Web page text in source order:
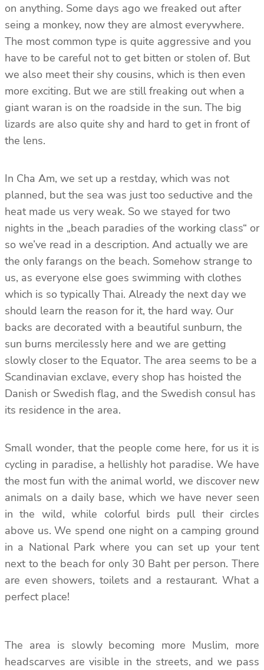
on anything. Some days ago we freaked out after
seing a monkey, now they are almost everywhere.
The most common type is quite aggressive and you
have to be careful not to get bitten or stolen of. But
we also meet their shy cousins, which is then even
more exciting. But we are still freaking out when a
giant waran is on the roadside in the sun. The big
lizards are also quite shy and hard to get in front of
the lens.
In Cha Am, we set up a restday, which was not
planned, but the sea was just too seductive and the
heat made us very weak. So we stayed for two
nights in the „beach paradies of the working class“ or
so we’ve read in a description. And actually we are
the only farangs on the beach. Somehow strange to
us, as everyone else goes swimming with clothes
which is so typically Thai. Already the next day we
should learn the reason for it, the hard way. Our
backs are decorated with a beautiful sunburn, the
sun burns mercilessly here and we are getting
slowly closer to the Equator. The area seems to be a
Scandinavian exclave, every shop has hoisted the
Danish or Swedish flag, and the Swedish consul has
its residence in the area.
Small wonder, that the people come here, for us it is
cycling in paradise, a hellishly hot paradise. We have
the most fun with the animal world, we discover new
animals on a daily base, which we have never seen
in the wild, while colorful birds pull their circles
above us. We spend one night on a camping ground
in a National Park where you can set up your tent
next to the beach for only 30 Baht per person. There
are even showers, toilets and a restaurant. What a
perfect place!
The area is slowly becoming more Muslim, more
headscarves are visible in the streets, and we pass